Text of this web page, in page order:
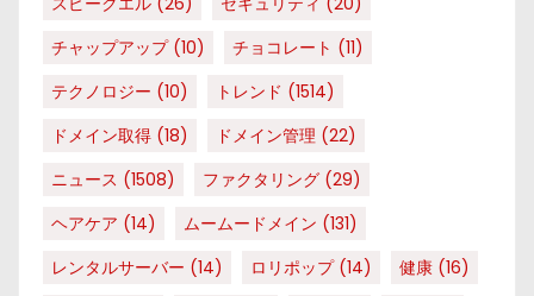
チャップアップ(10) チョコレート (11)
テクノロジー (10) トレンド (1514)
ドメイン取得 (18) ドメイン管理 (22)
ニュース (1508) ファクタリング (29)
ヘアケア (14) ムームードメイン (131)
レンタルサーバー (14) ロリポップ(14) 健康 (16)